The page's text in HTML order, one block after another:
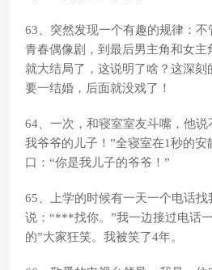
63、突然发现一个有趣的规律：不
青春偶像剧，到最后男主角和女主
就大结局了，这说明了啥？这深刻
要一结婚，后面就没戏了！
64、一次，和寝室室友斗嘴，他
我爷爷的儿子！”全寝室在1秒的安
口：“你是我儿子的爷爷！”
65、上学的时候有一天一个电话
说：“***找你。”我一边接过电话
的”大家狂笑。我被笑了4年。